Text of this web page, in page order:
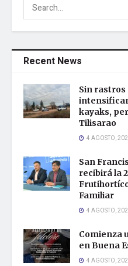
Recent News
Sin rastros
kayaks,
Tilisarao
4 AGOSTO,
San
recibirá la
Familiar
4 AGOSTO,
Comienza
en Buena
4 AGOSTO,